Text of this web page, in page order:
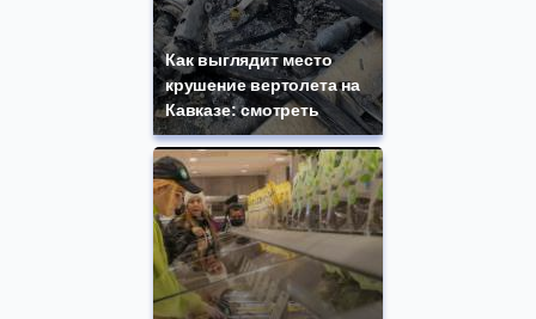
Как выглядит место
крушение вертолета на
Кавказе: смотреть